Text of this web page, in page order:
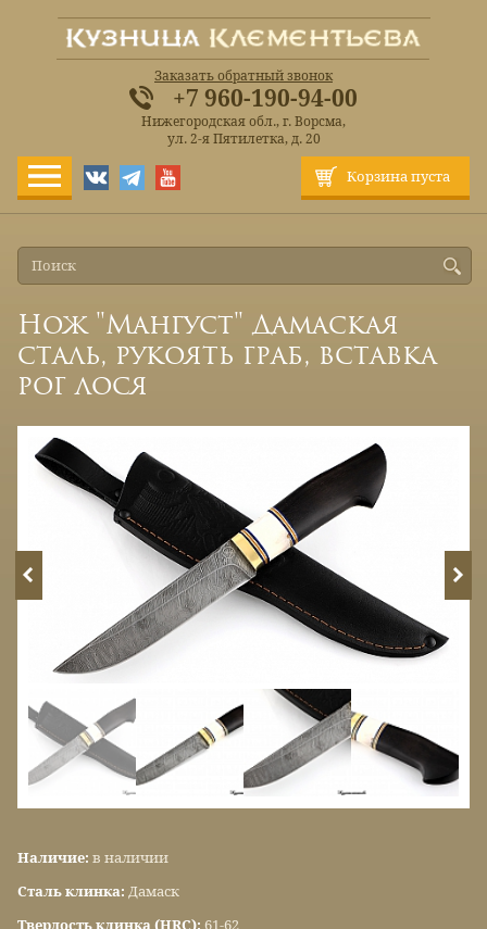
Корзина пуста
Заказать обратный звонок
+7 960-190-94-00
Нижегородская обл., г. Ворсма,
ул. 2-я Пятилетка, д. 20
Нож "Мангуст" Дамаская
сталь, рукоять граб, вставка
рог лося
Наличие: в наличии
Сталь клинка: Дамаск
Твердость клинка (HRC): 61-62